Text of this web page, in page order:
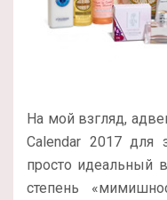
На мой взгляд,
Calendar 2017 для
просто идеальный
степень